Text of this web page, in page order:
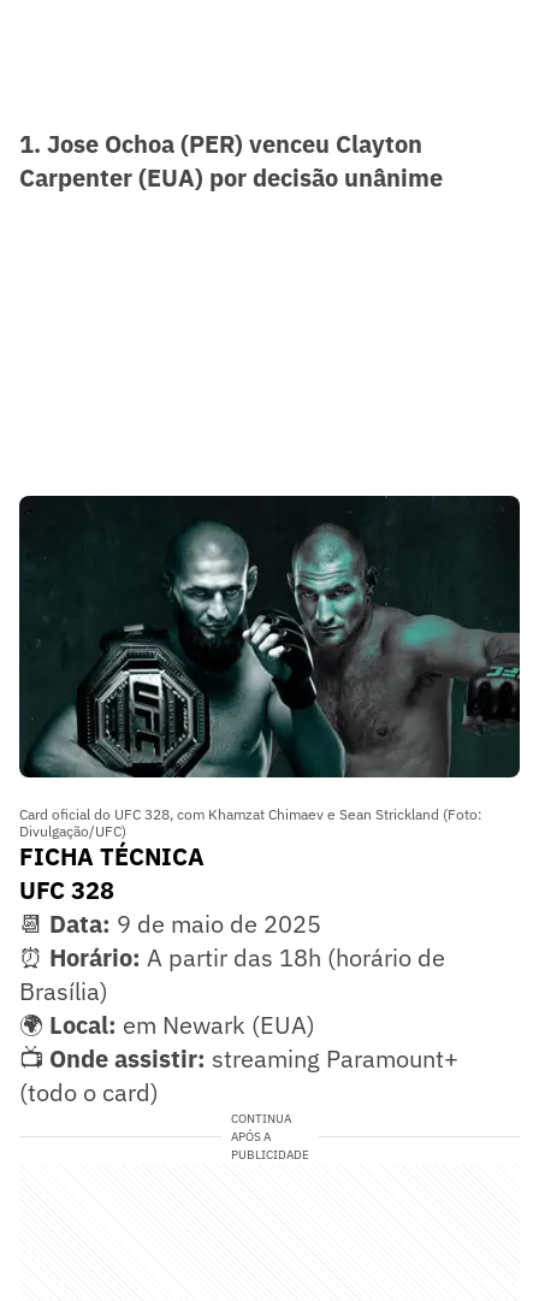
1. Jose Ochoa (PER) venceu Clayton
Carpenter (EUA) por decisão unânime
Card oficial do UFC 328, com Khamzat Chimaev e Sean Strickland (Foto:
Divulgação/UFC)
FICHA TÉCNICA
UFC 328
📆 Data: 9 de maio de 2025
⏰ Horário: A partir das 18h (horário de
Brasília)
🌍 Local: em Newark (EUA)
📺 Onde assistir: streaming Paramount+
(todo o card)
CONTINUA
APÓS A
PUBLICIDADE